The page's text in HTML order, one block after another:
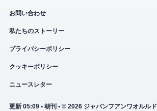
お問い合わせ
私たちのストーリー
プライバシーポリシー
クッキーポリシー
ニュースレター
更新 05:09 • 朝刊 • © 2026 ジャパンフアンワオルルド